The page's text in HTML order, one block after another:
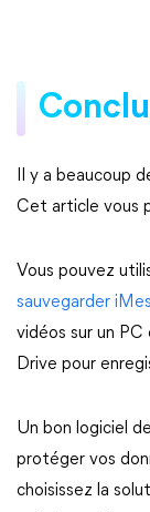
Il y a beaucoup
Cet article vous
Vous pouvez
sauvegarder
vidéos sur un
Drive pour
Un bon logiciel
protéger vos
choisissez la